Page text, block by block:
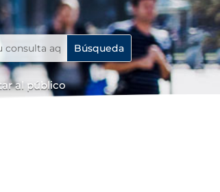
al público